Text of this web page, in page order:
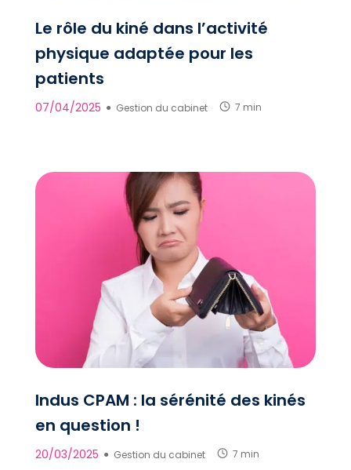
Le rôle du kiné dans l’activité
physique adaptée pour les
patients
07/04/2025 ● Gestion du cabinet 7 min
Indus CPAM : la sérénité des kinés
en question !
20/03/2025 ● Gestion du cabinet 7 min